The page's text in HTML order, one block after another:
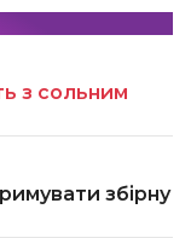
з сольним
збірну